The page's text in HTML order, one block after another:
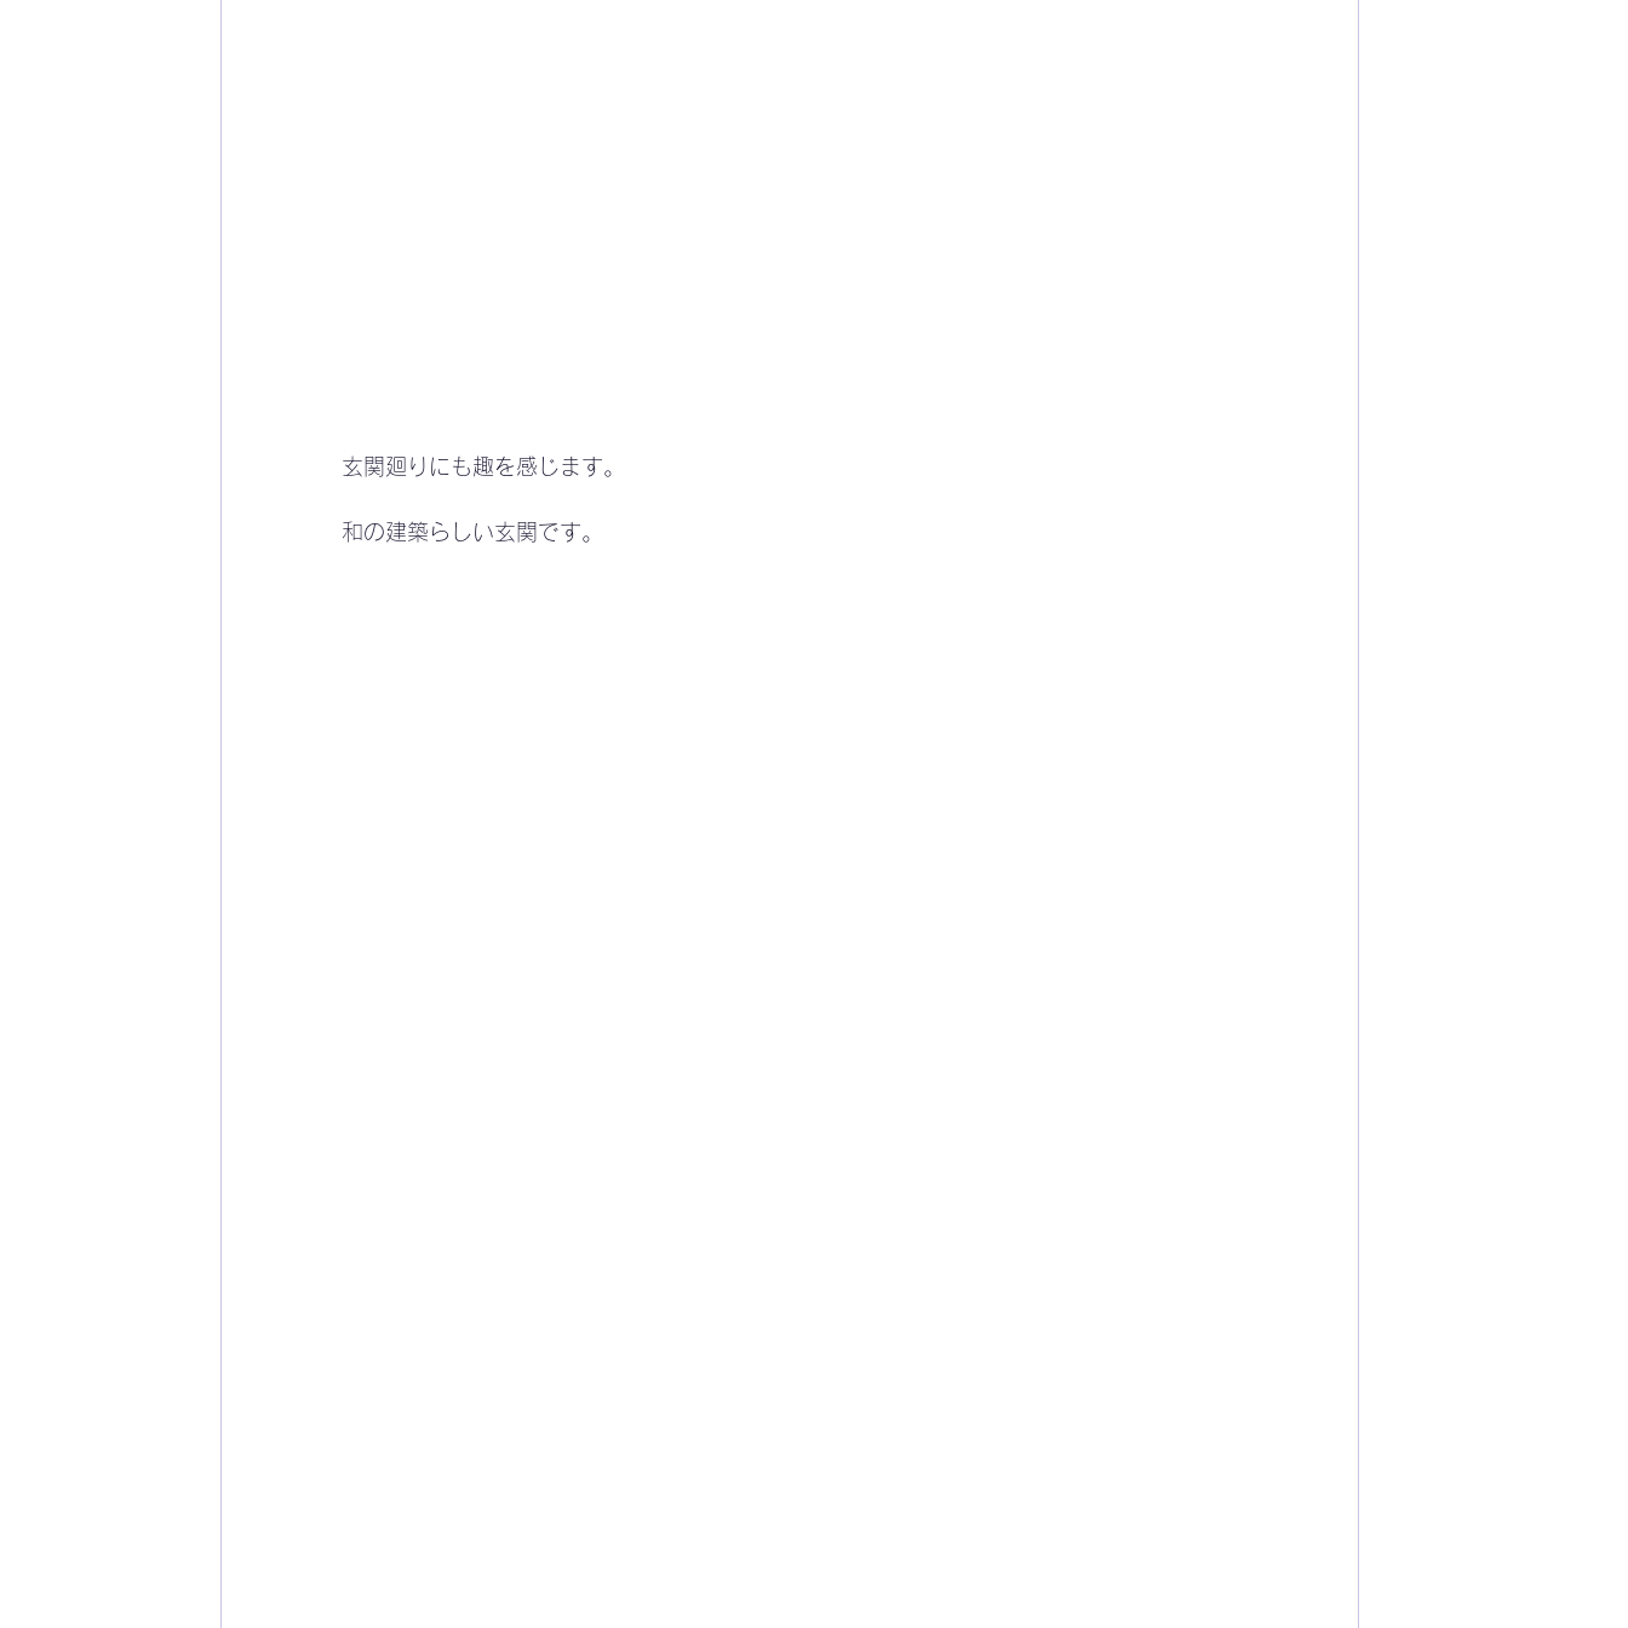
玄関廻りにも趣を感じます。
和の建築らしい玄関です。